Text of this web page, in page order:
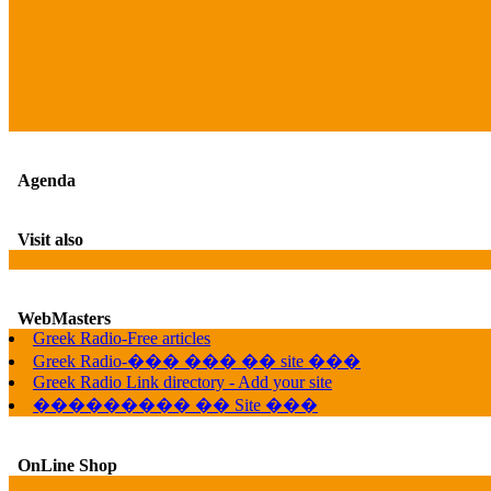
Agenda
Visit also
WebMasters
Greek Radio-Free articles
Greek Radio-��� ��� �� site ���
Greek Radio Link directory - Add your site
��������� �� Site ���
OnLine Shop